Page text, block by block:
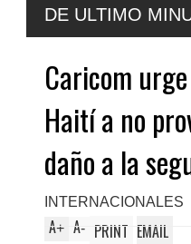
DE ULTIMO
en nuestro empeño de transformar
Caricom
Haití a no
daño a la
INTERNACIONALES
A+ A- PRINT EMAIL